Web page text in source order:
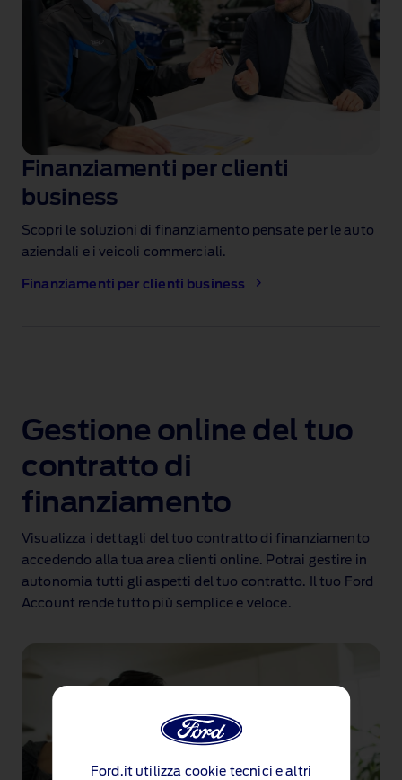
Ford.it utilizza cookie tecnici e altri
Finanziamenti per clienti
business
Scopri le soluzioni di finanziamento pensate per le auto
aziendali e i veicoli commerciali.
Finanziamenti per clienti business
Gestione online del tuo
contratto di
finanziamento
Visualizza i dettagli del tuo contratto di finanziamento
accedendo alla tua area clienti online. Potrai gestire in
autonomia tutti gli aspetti del tuo contratto. Il tuo Ford
Account rende tutto più semplice e veloce.